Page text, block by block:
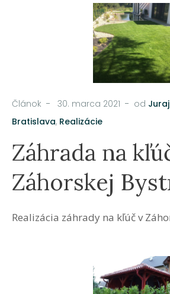
Článok 30. marca 2021 od
Bratislava, Realizácie
Záhrada na
Záhorskej
Realizácia záhrady na kľúč v